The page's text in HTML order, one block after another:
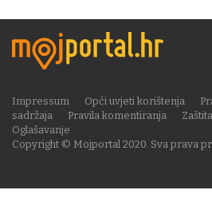
Copyright © Mojportal 2020. Sva prava
Impressum Opći uvjeti korištenja
sadržaja
Pravila komentiranja
Oglašavanje